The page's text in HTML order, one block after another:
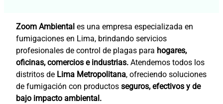
Zoom Ambiental es una empresa especializada en
fumigaciones en Lima, brindando servicios
profesionales de control de plagas para hogares,
oficinas, comercios e industrias. Atendemos todos los
distritos de Lima Metropolitana, ofreciendo soluciones
de fumigación con productos seguros, efectivos y de
bajo impacto ambiental.